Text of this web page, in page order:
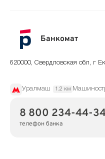
Банкомат
620000, Свердловская обл, г
Уралмаш 1.2 км
8 800 234-44-
телефон банка